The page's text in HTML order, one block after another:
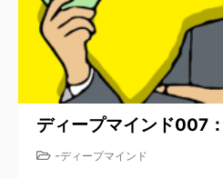
ディープマインド007
-ディープマインド